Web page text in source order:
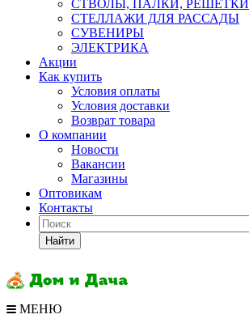
СТВОЛЫ, ПАЛКИ, РЕШЕТКИ
СТЕЛЛАЖИ ДЛЯ РАССАДЫ
СУВЕНИРЫ
ЭЛЕКТРИКА
Акции
Как купить
Условия оплаты
Условия доставки
Возврат товара
О компании
Новости
Вакансии
Магазины
Оптовикам
Контакты
Найти
МЕНЮ